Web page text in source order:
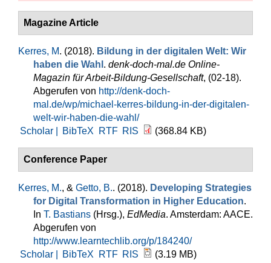
Magazine Article
Kerres, M. (2018). Bildung in der digitalen Welt: Wir
haben die Wahl . denk-doch-mal.de Online-
Magazin für Arbeit-Bildung-Gesellschaft, (02-18).
Abgerufen von http://denk-doch-
mal.de/wp/michael-kerres-bildung-in-der-digitalen-
welt-wir-haben-die-wahl/
Scholar |
BibTeX RTF RIS (368.84 KB)
Conference Paper
Kerres, M., & Getto, B.. (2018). Developing Strategies
for Digital Transformation in Higher Education.
In T. Bastians (Hrsg.), EdMedia. Amsterdam: AACE.
Abgerufen von
http://www.learntechlib.org/p/184240/
Scholar |
BibTeX RTF RIS (3.19 MB)